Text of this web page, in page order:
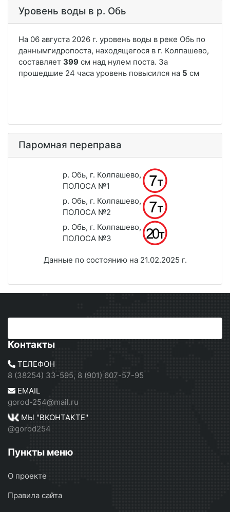
Уровень воды в р. Обь
Паромная переправа
р. Обь, г. Колпашево,
ПОЛОСА №1
р. Обь, г. Колпашево,
ПОЛОСА №2
р. Обь, г. Колпашево,
ПОЛОСА №3
Данные по состоянию на 21.02.2025 г.
Контакты
ТЕЛЕФОН
8 (38254) 33-595, 8 (901) 607-57-95
EMAIL
gorod-254@mail.ru
МЫ "ВКОНТАКТЕ"
@gorod254
Пункты меню
О проекте
Правила сайта